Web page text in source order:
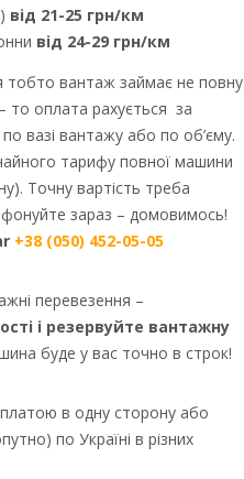
від 21-25 грн/км
від 24-29 грн/км
вантаж займає не повну
то оплата рахується за
вазі вантажу або по об’єму.
тарифу повної машини
Точну вартість треба
зараз – домовимось!
+38 (050) 452-05-05
перевезення –
і резервуйте вантажну
буде у вас точно в строк!
в одну сторону або
по Україні в різних